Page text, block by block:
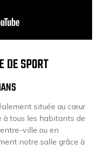
DE SPORT
située au cœur
à tous les habitants de
ville ou en
notre salle grâce à